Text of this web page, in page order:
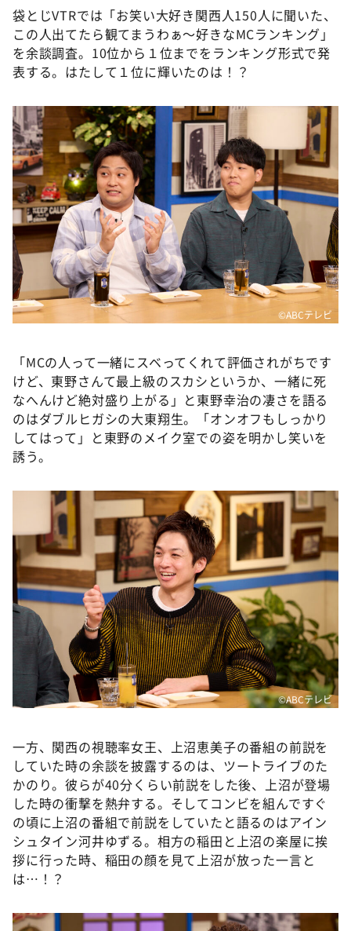
袋とじVTRでは「お笑い大好き関西人150人に聞いた、
この人出てたら観てまうわぁ〜好きなMCランキング」
を余談調査。10位から１位までをランキング形式で発
表する。はたして１位に輝いたのは！？
©ABCテレビ
「MCの人って一緒にスベってくれて評価されがちです
けど、東野さんて最上級のスカシというか、一緒に死
なへんけど絶対盛り上がる」と東野幸治の凄さを語る
のはダブルヒガシの大東翔生。「オンオフもしっかり
してはって」と東野のメイク室での姿を明かし笑いを
誘う。
©ABCテレビ
一方、関西の視聴率女王、上沼恵美子の番組の前説を
していた時の余談を披露するのは、ツートライブのた
かのり。彼らが40分くらい前説をした後、上沼が登場
した時の衝撃を熱弁する。そしてコンビを組んですぐ
の頃に上沼の番組で前説をしていたと語るのはアイン
シュタイン河井ゆずる。相方の稲田と上沼の楽屋に挨
拶に行った時、稲田の顔を見て上沼が放った一言と
は…！？